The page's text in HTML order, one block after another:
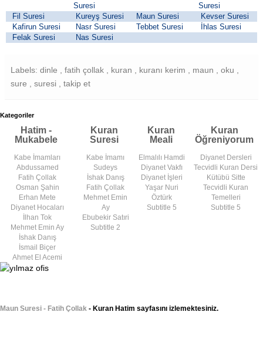
Suresi
Suresi
Fil Suresi
Kureyş Suresi Maun Suresi
Kevser Suresi
Kafirun Suresi
Nasr Suresi Tebbet Suresi
İhlas Suresi
Felak Suresi
Nas Suresi
Labels: dinle , fatih çollak , kuran , kuranı kerim , maun , oku ,
sure , suresi , takip et
Kategoriler
Hatim -
Mukabele
Kuran
Suresi
Kuran
Meali
Kuran
Öğreniyorum
Kabe İmamları
Abdussamed
Fatih Çollak
Osman Şahin
Erhan Mete
Diyanet Hocaları
İlhan Tok
Mehmet Emin Ay
İshak Danış
İsmail Biçer
Ahmet El Acemi
Kabe İmamı
Sudeys
İshak Danış
Fatih Çollak
Mehmet Emin
Ay
Ebubekir Satıri
Subtitle 2
Elmalılı Hamdi
Diyanet Vakfı
Diyanet İşleri
Yaşar Nuri
Öztürk
Subtitle 5
Diyanet Dersleri
Tecvidli Kuran Dersi
Kütübü Sitte
Tecvidli Kuran
Temelleri
Subtitle 5
Maun Suresi - Fatih Çollak - Kuran Hatim sayfasını izlemektesiniz.